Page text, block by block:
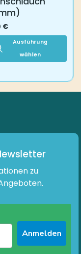
€
Ausführung
wählen
zu
Anmelden